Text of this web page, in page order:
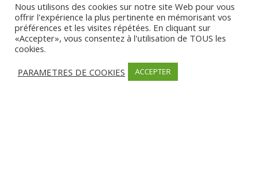
Partager
Nous utilisons des cookies sur notre site Web pour vous
offrir l'expérience la plus pertinente en mémorisant vos
préférences et les visites répétées. En cliquant sur
«Accepter», vous consentez à l'utilisation de TOUS les
cookies.
PARAMETRES DE COOKIES
ACCEPTER